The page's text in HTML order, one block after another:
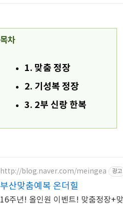
목차
1. 맞춤 정장
2. 기성복 정장
3. 2부 신랑 한복
http://blog.naver.com/meingea 광고
부산맞춤예복 온더힐
16주년! 올인원 이벤트! 맞춤정장+